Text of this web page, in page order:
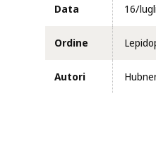
Data 16/
Ordine
Autori